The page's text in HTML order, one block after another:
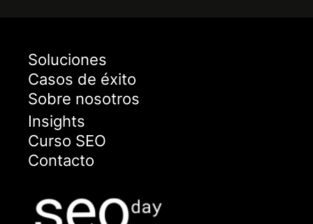
Soluciones
Casos de éxito
Sobre nosotros
Insights
Curso SEO
Contacto